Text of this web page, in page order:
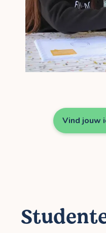
Vind jouw